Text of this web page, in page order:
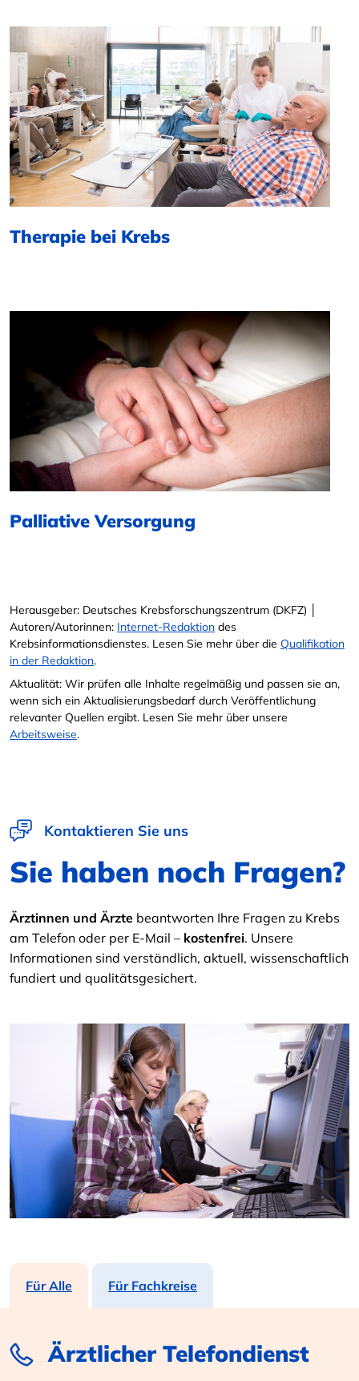
Therapie bei Krebs
Palliative Versorgung
Herausgeber: Deutsches Krebsforschungszentrum (DKFZ) │
Autoren/Autorinnen: Internet-Redaktion des
Krebsinformationsdienstes. Lesen Sie mehr über die Qualifikation
in der Redaktion.
Aktualität: Wir prüfen alle Inhalte regelmäßig und passen sie an,
wenn sich ein Aktualisierungsbedarf durch Veröffentlichung
relevanter Quellen ergibt. Lesen Sie mehr über unsere
Arbeitsweise.
Kontaktieren Sie uns
Sie haben noch Fragen?
Ärztinnen und Ärzte beantworten Ihre Fragen zu Krebs
am Telefon oder per E-Mail – kostenfrei. Unsere
Informationen sind verständlich, aktuell, wissenschaftlich
fundiert und qualitätsgesichert.
Für Alle Für Fachkreise
Ärztlicher Telefondienst